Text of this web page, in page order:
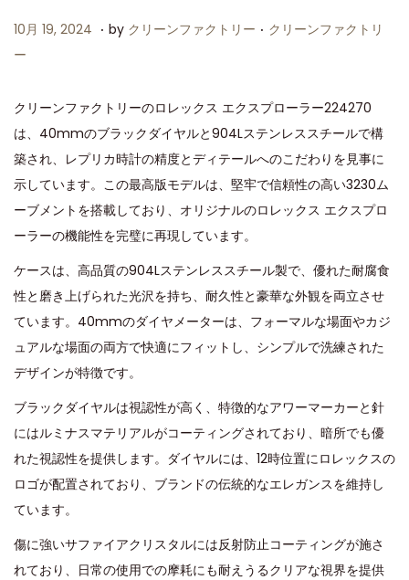
P
o
t
e
d
o
n
10月 19, 2024
1
9
0
2
. by クリーンファクトリー . P
t
e
d
i
n
クリーンファクトリ
ー
クリーンファクトリーのロレックス エクスプローラー224270
は、40mmのブラックダイヤルと904Lステンレススチールで構
築され、レプリカ時計の精度とディテールへのこだわりを見事に
示しています。この最高版モデルは、堅牢で信頼性の高い3230ム
ーブメントを搭載しており、オリジナルのロレックス エクスプロ
ーラーの機能性を完璧に再現しています。
ケースは、高品質の904Lステンレススチール製で、優れた耐腐食
性と磨き上げられた光沢を持ち、耐久性と豪華な外観を両立させ
ています。40mmのダイヤメーターは、フォーマルな場面やカジ
ュアルな場面の両方で快適にフィットし、シンプルで洗練された
デザインが特徴です。
ブラックダイヤルは視認性が高く、特徴的なアワーマーカーと針
にはルミナスマテリアルがコーティングされており、暗所でも優
れた視認性を提供します。ダイヤルには、12時位置にロレックスの
ロゴが配置されており、ブランドの伝統的なエレガンスを維持し
ています。
傷に強いサファイアクリスタルには反射防止コーティングが施さ
れており、日常の使用での摩耗にも耐えうるクリアな視界を提供